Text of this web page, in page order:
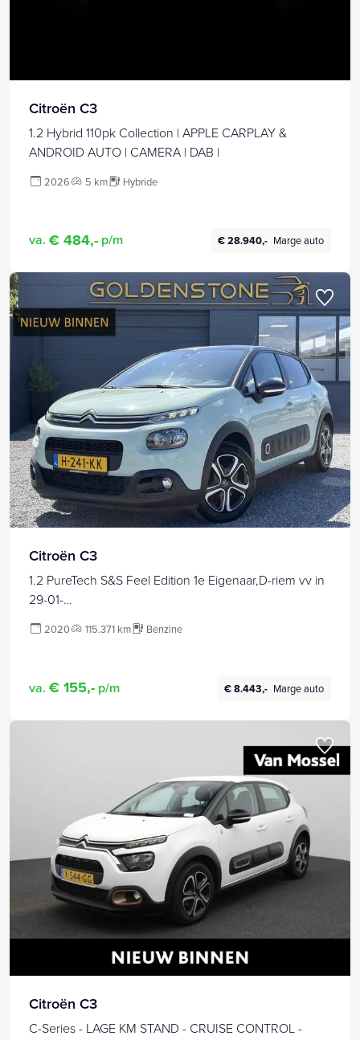
Citroën C3
1.2 Hybrid 110pk Collection | APPLE CARPLAY &
ANDROID AUTO | CAMERA | DAB |
2026 5 km Hybride
va. € 484,- p/m € 28.940,- Marge auto
Citroën C3
1.2 PureTech S&S Feel Edition 1e Eigenaar,D-riem vv in
29-01-
velgen,Rijstrooksensor,Dealer Onderhouden,Apk tot
2020 115.371 km Benzine
va. € 155,- p/m € 8.443,- Marge auto
Citroën C3
C-Series - LAGE KM STAND - CRUISE CONTROL -